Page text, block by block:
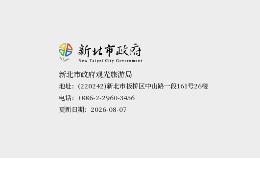
新北市政府观光旅游局
地址：(220242)新北市板桥区中山路一段161号26楼
电话：+886-2-2960-3456
更新日期：2026-08-07